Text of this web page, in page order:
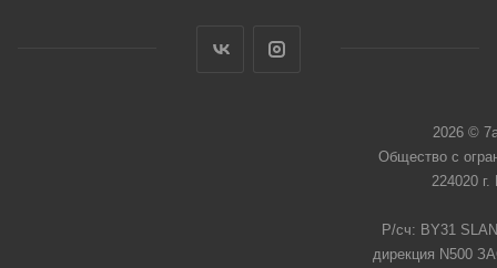
2026 ©
Общество с
224020
Р/сч: BY31
дирекция N500